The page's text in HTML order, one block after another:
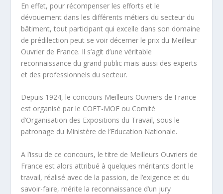
En effet, pour récompenser les efforts et le
dévouement dans les différents métiers du secteur du
bâtiment, tout participant qui excelle dans son domaine
de prédilection peut se voir décerner le prix du Meilleur
Ouvrier de France. Il s’agit d’une véritable
reconnaissance du grand public mais aussi des experts
et des professionnels du secteur.
Depuis 1924, le concours Meilleurs Ouvriers de France
est organisé par le COET-MOF ou Comité
d’Organisation des Expositions du Travail, sous le
patronage du Ministère de l’Education Nationale.
A l’issu de ce concours, le titre de Meilleurs Ouvriers de
France est alors attribué à quelques méritants dont le
travail, réalisé avec de la passion, de l’exigence et du
savoir-faire, mérite la reconnaissance d’un jury